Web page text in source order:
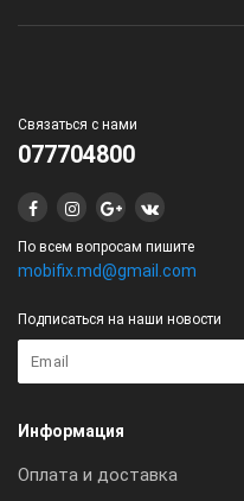
Связаться с нами
077704800
По всем вопросам пишите
mobifix.md@gmail.com
Подписаться на наши новости
Информация
Оплата и доставка